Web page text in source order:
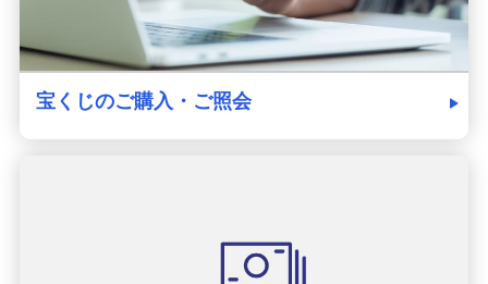
宝くじのご購入・ご照会